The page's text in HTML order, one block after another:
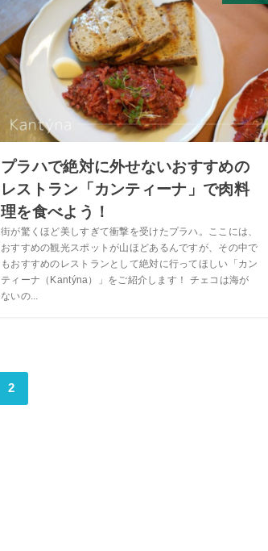
プラハで絶対に外せないおすすめの
レストラン「カンティーナ」で肉料
理を食べよう！
街が驚くほど美しすぎて衝撃を受けたプラハ。ここには、
おすすめの観光スポットが山ほどあるんですが、その中で
もおすすめのレストランとして絶対に行ってほしい「カン
ティーナ（Kantýna）」をご紹介します！ チェコは海が
ないの...
2